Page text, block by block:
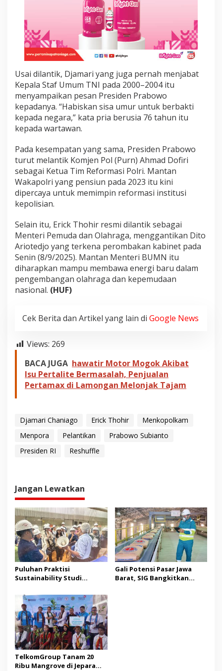
l
r
i
,
i
k
T
h
o
h
i
e
n
p
o
r
a
Usai dilantik, Djamari yang juga pernah menjabat
Kepala Staf Umum TNI pada 2000–2004 itu
menyampaikan pesan Presiden Prabowo
kepadanya. “Habiskan sisa umur untuk berbakti
kepada negara,” kata pria berusia 76 tahun itu
kepada wartawan.
Pada kesempatan yang sama, Presiden Prabowo
turut melantik Komjen Pol (Purn) Ahmad Dofiri
sebagai Ketua Tim Reformasi Polri. Mantan
Wakapolri yang pensiun pada 2023 itu kini
dipercaya untuk memimpin reformasi institusi
kepolisian.
Selain itu, Erick Thohir resmi dilantik sebagai
Menteri Pemuda dan Olahraga, menggantikan Dito
Ariotedjo yang terkena perombakan kabinet pada
Senin (8/9/2025). Mantan Menteri BUMN itu
diharapkan mampu membawa energi baru dalam
pengembangan olahraga dan kepemudaan
nasional. (HUF)
Cek Berita dan Artikel yang lain di Google News
Views: 269
BACA JUGA hawatir Motor Mogok Akibat
Isu Pertalite Bermasalah, Penjualan
Pertamax di Lamongan Melonjak Tajam
Djamari Chaniago Erick Thohir
Menkopolkam
Menpora
Pelantikan
Prabowo Subianto
Presiden RI
Reshuffle
Jangan Lewatkan
Puluhan Praktisi
Sustainability Studi
Pelajari Praktik Industri
Hijau
Gali Potensi Pasar Jawa
Barat, SIG Bangkitkan
TelkomGroup Tanam 20
Ribu Mangrove di Jepara